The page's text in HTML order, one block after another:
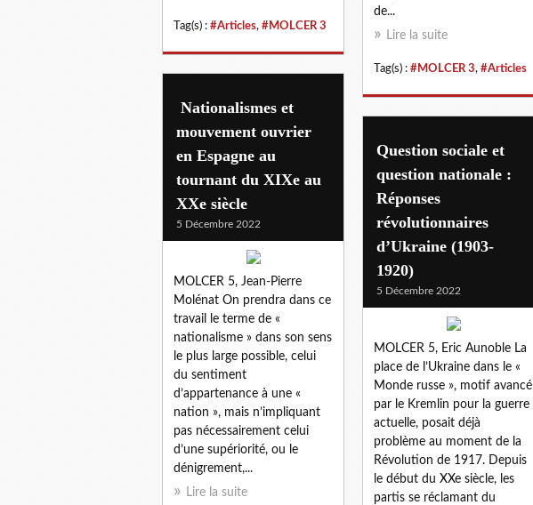
Tag(s) : #Articles, #MOLCER 3
de...
Lire la suite
Tag(s) : #MOLCER 3, #Articles
Nationalismes et
mouvement ouvrier
en Espagne au
tournant du XIXe au
XXe siècle
5 Décembre 2022
MOLCER 5, Jean-Pierre
Molénat On prendra dans ce
travail le terme de «
nationalisme » dans son sens
le plus large possible, celui
du sentiment
d’appartenance à une «
nation », mais n’impliquant
pas nécessairement celui
d’une supériorité, ou le
dénigrement,...
Lire la suite
Question sociale et
question nationale :
Réponses
révolutionnaires
d’Ukraine (1903-
1920)
5 Décembre 2022
MOLCER 5, Eric Aunoble La
place de l’Ukraine dans le «
Monde russe », motif avancé
par le Kremlin pour la guerre
actuelle, posait déjà
problème au moment de la
Révolution de 1917. Depuis
le début du XXe siècle, les
partis se réclamant du